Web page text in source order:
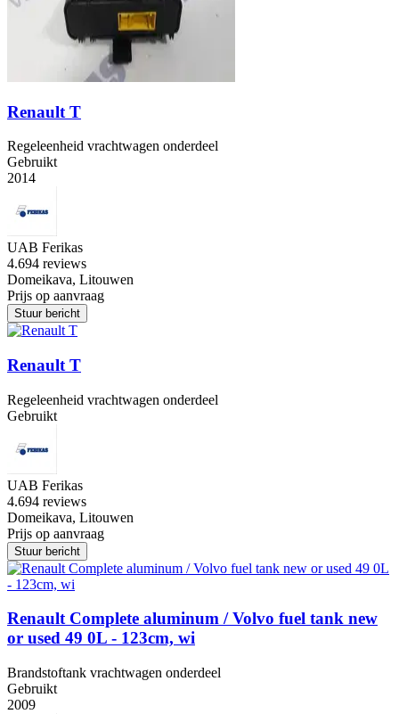
Renault T
Regeleenheid vrachtwagen onderdeel
Gebruikt
2014
UAB Ferikas
4.694 reviews
Domeikava, Litouwen
Prijs op aanvraag
Stuur bericht
Renault T
Regeleenheid vrachtwagen onderdeel
Gebruikt
UAB Ferikas
4.694 reviews
Domeikava, Litouwen
Prijs op aanvraag
Stuur bericht
Renault Complete aluminum / Volvo fuel tank new
or used 49 0L - 123cm, wi
Brandstoftank vrachtwagen onderdeel
Gebruikt
2009